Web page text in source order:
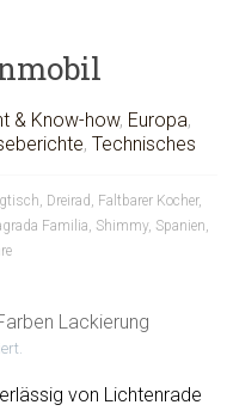
& Know-how, Europa,
,Technisches
, Dreirad , Faltbarer Kocher,
Familia, Shimmy, Spanien,
Lackierung
von Lichtenrade